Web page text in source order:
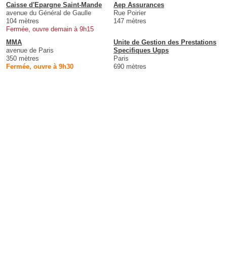
Caisse d'Epargne Saint-Mande
avenue du Général de Gaulle
104 mètres
Fermée, ouvre demain à 9h15
Aep Assurances
Rue Poirier
147 mètres
MMA
avenue de Paris
350 mètres
Fermée, ouvre à 9h30
Unite de Gestion des Prestations
Specifiques Ugps
Paris
690 mètres